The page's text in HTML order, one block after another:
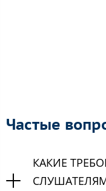
Частые
КАКИЕ